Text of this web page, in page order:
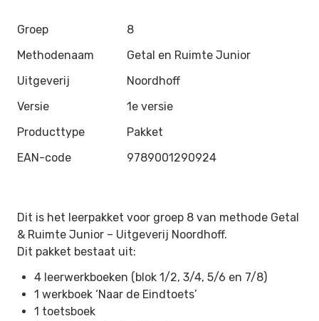
Groep
8
Methodenaam
Getal en Ruimte Junior
Uitgeverij
Noordhoff
Versie
1e versie
Producttype
Pakket
EAN-code
9789001290924
Dit is het leerpakket voor groep 8 van methode Getal
& Ruimte Junior – Uitgeverij Noordhoff.
Dit pakket bestaat uit:
4 leerwerkboeken (blok 1/2, 3/4, 5/6 en 7/8)
1 werkboek ‘Naar de Eindtoets’
1 toetsboek